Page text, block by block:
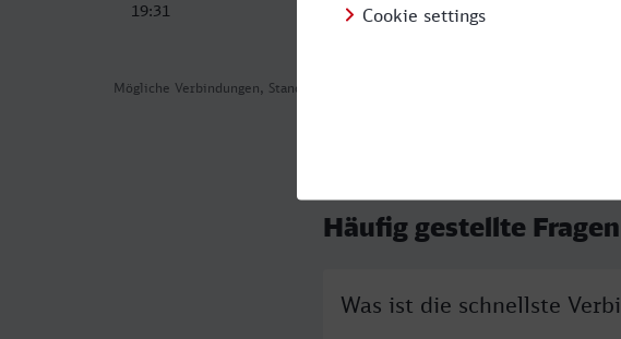
Mögliche Verbindungen, Stand: 2026-08-01 01:30
19:31
08:41
Häufig gestellte Fragen
Was ist die schnellste